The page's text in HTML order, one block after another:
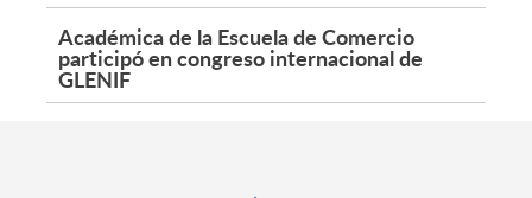
Académica de la Escuela de Comercio
participó en congreso internacional de
GLENIF